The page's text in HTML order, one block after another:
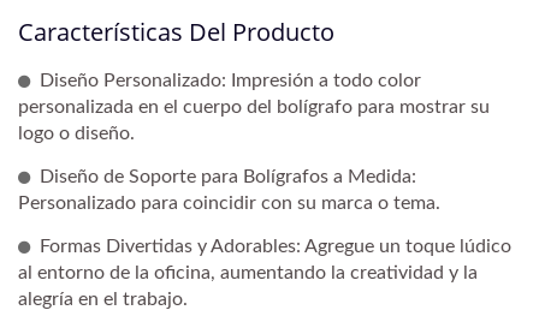
Características Del Producto
Diseño Personalizado: Impresión a todo color
personalizada en el cuerpo del bolígrafo para mostrar su
logo o diseño.
Diseño de Soporte para Bolígrafos a Medida:
Personalizado para coincidir con su marca o tema.
Formas Divertidas y Adorables: Agregue un toque lúdico
al entorno de la oficina, aumentando la creatividad y la
alegría en el trabajo.